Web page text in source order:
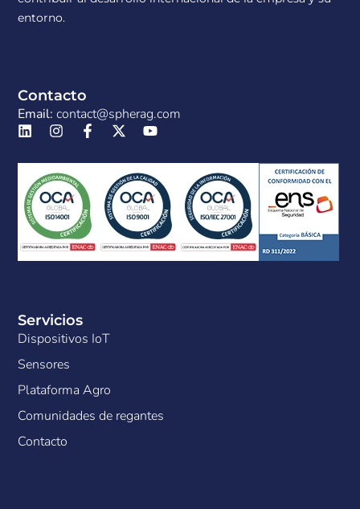
entorno.
Servicios
Dispositivos IoT
Sensores
Plataforma Agro
Comunidades de regantes
Contacto
Contacto
Email: contact@spherag.com